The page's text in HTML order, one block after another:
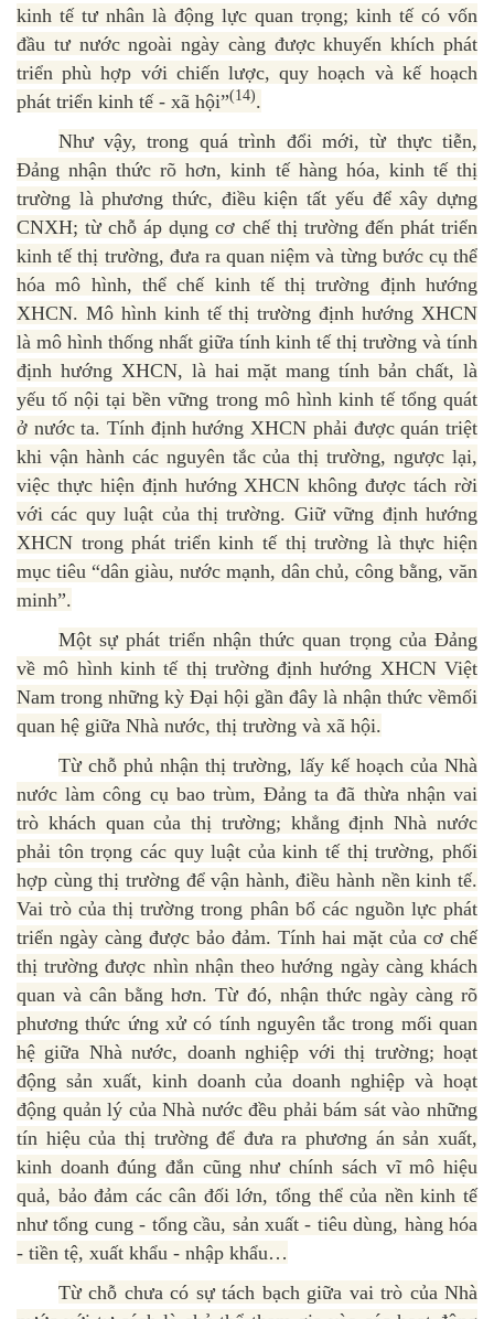
kinh tế tư nhân là động lực quan trọng; kinh tế có vốn
đầu tư nước ngoài ngày càng được khuyến khích phát
triển phù hợp với chiến lược, quy hoạch và kế hoạch
phát triển kinh tế - xã hội”(14).
Như vậy, trong quá trình đổi mới, từ thực tiễn,
Đảng nhận thức rõ hơn, kinh tế hàng hóa, kinh tế thị
trường là phương thức, điều kiện tất yếu để xây dựng
CNXH; từ chỗ áp dụng cơ chế thị trường đến phát triển
kinh tế thị trường, đưa ra quan niệm và từng bước cụ thể
hóa mô hình, thể chế kinh tế thị trường định hướng
XHCN. Mô hình kinh tế thị trường định hướng XHCN
là mô hình thống nhất giữa tính kinh tế thị trường và tính
định hướng XHCN, là hai mặt mang tính bản chất, là
yếu tố nội tại bền vững trong mô hình kinh tế tổng quát
ở nước ta. Tính định hướng XHCN phải được quán triệt
khi vận hành các nguyên tắc của thị trường, ngược lại,
việc thực hiện định hướng XHCN không được tách rời
với các quy luật của thị trường. Giữ vững định hướng
XHCN trong phát triển kinh tế thị trường là thực hiện
mục tiêu “dân giàu, nước mạnh, dân chủ, công bằng, văn
minh”.
Một sự phát triển nhận thức quan trọng của Đảng
về mô hình kinh tế thị trường định hướng XHCN Việt
Nam trong những kỳ Đại hội gần đây là nhận thức vềmối
quan hệ giữa Nhà nước, thị trường và xã hội.
Từ chỗ phủ nhận thị trường, lấy kế hoạch của Nhà
nước làm công cụ bao trùm, Đảng ta đã thừa nhận vai
trò khách quan của thị trường; khẳng định Nhà nước
phải tôn trọng các quy luật của kinh tế thị trường, phối
hợp cùng thị trường để vận hành, điều hành nền kinh tế.
Vai trò của thị trường trong phân bổ các nguồn lực phát
triển ngày càng được bảo đảm. Tính hai mặt của cơ chế
thị trường được nhìn nhận theo hướng ngày càng khách
quan và cân bằng hơn. Từ đó, nhận thức ngày càng rõ
phương thức ứng xử có tính nguyên tắc trong mối quan
hệ giữa Nhà nước, doanh nghiệp với thị trường; hoạt
động sản xuất, kinh doanh của doanh nghiệp và hoạt
động quản lý của Nhà nước đều phải bám sát vào những
tín hiệu của thị trường để đưa ra phương án sản xuất,
kinh doanh đúng đắn cũng như chính sách vĩ mô hiệu
quả, bảo đảm các cân đối lớn, tổng thể của nền kinh tế
như tổng cung - tổng cầu, sản xuất - tiêu dùng, hàng hóa
- tiền tệ, xuất khẩu - nhập khẩu…
Từ chỗ chưa có sự tách bạch giữa vai trò của Nhà